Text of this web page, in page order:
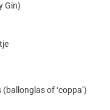
Gin)
of ‘coppa’)